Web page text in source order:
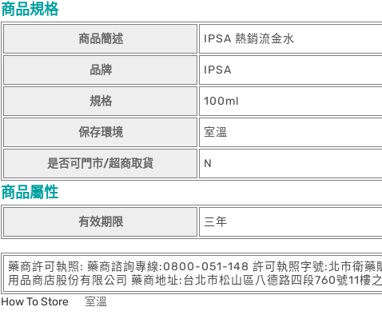
商品規格
商品簡述 IPSA 熱銷流金水
品牌 IPSA
規格 100ml
保存環境 室溫
是否可門市/超商取貨 N
商品屬性
有效期限 三年
藥商許可執照: 藥商諮詢專線:0800-051-148 許可執照字號:北市衛藥
用品商店股份有限公司 藥商地址:台北市松山區八德路四段760號11
How To Store
室溫